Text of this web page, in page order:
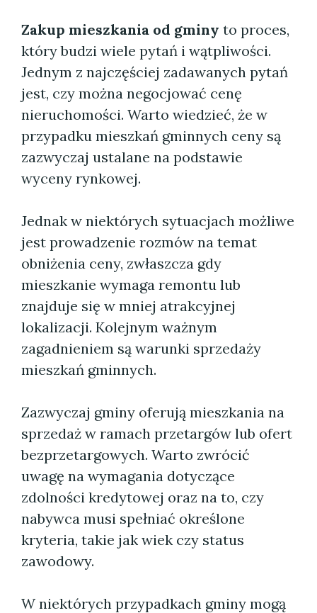
Zakup mieszkania od gminy to proces,
który budzi wiele pytań i wątpliwości.
Jednym z najczęściej zadawanych pytań
jest, czy można negocjować cenę
nieruchomości. Warto wiedzieć, że w
przypadku mieszkań gminnych ceny są
zazwyczaj ustalane na podstawie
wyceny rynkowej.
Jednak w niektórych sytuacjach możliwe
jest prowadzenie rozmów na temat
obniżenia ceny, zwłaszcza gdy
mieszkanie wymaga remontu lub
znajduje się w mniej atrakcyjnej
lokalizacji. Kolejnym ważnym
zagadnieniem są warunki sprzedaży
mieszkań gminnych.
Zazwyczaj gminy oferują mieszkania na
sprzedaż w ramach przetargów lub ofert
bezprzetargowych. Warto zwrócić
uwagę na wymagania dotyczące
zdolności kredytowej oraz na to, czy
nabywca musi spełniać określone
kryteria, takie jak wiek czy status
zawodowy.
W niektórych przypadkach gminy mogą